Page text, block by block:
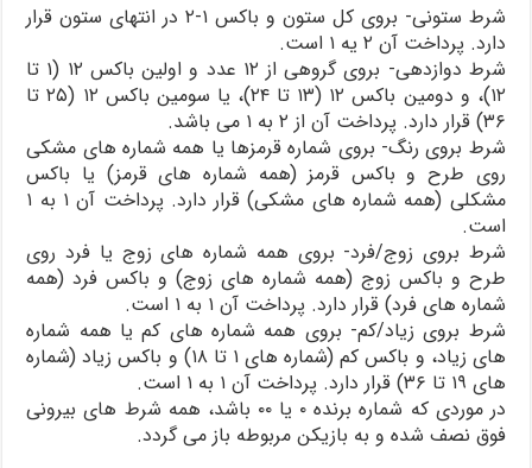
شرط ستونی- بروی کل ستون و باکس ۱-۲ در انتهای ستون قرار
دارد. پرداخت آن ۲ یه ۱ است.
شرط دوازدهی- بروی گروهی از ۱۲ عدد و اولین باکس ۱۲ (۱ تا
۱۲)، و دومین باکس ۱۲ (۱۳ تا ۲۴)، یا سومین باکس ۱۲ (۲۵ تا
۳۶) قرار دارد. پرداخت آن از ۲ به ۱ می باشد.
شرط بروی رنگ- بروی شماره قرمزها یا همه شماره های مشکی
روی طرح و باکس قرمز (همه شماره های قرمز) یا باکس
مشکلی (همه شماره های مشکی) قرار دارد. پرداخت آن ۱ به ۱
است.
شرط بروی زوج/فرد- بروی همه شماره های زوج یا فرد روی
طرح و باکس زوج (همه شماره های زوج) و باکس فرد (همه
شماره های فرد) قرار دارد. پرداخت آن ۱ به ۱ است.
شرط بروی زیاد/کم- بروی همه شماره های کم یا همه شماره
های زیاد، و باکس کم (شماره های ۱ تا ۱۸) و باکس زیاد (شماره
های ۱۹ تا ۳۶) قرار دارد. پرداخت آن ۱ به ۱ است.
در موردی که شماره برنده ۰ یا ۰۰ باشد، همه شرط های بیرونی
فوق نصف شده و به بازیکن مربوطه باز می گردد.